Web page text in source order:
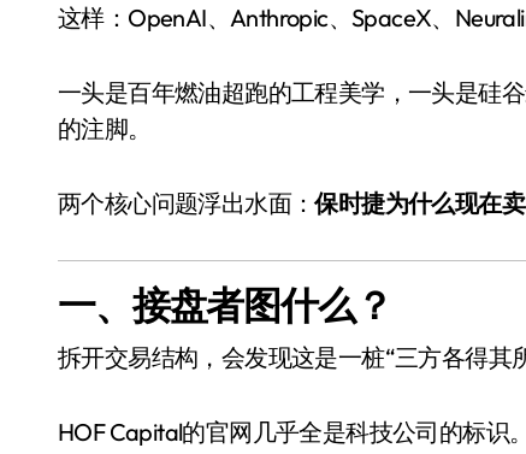
这样：OpenAI、Anthropic、SpaceX、
一头是百年燃油超跑的工程美学，一头是硅
的注脚。
两个核心问题浮出水面：保时捷为什么现在
一、接盘者图什么？
拆开交易结构，会发现这是一桩“三方各得其
HOF Capital的官网几乎全是科技公司的标